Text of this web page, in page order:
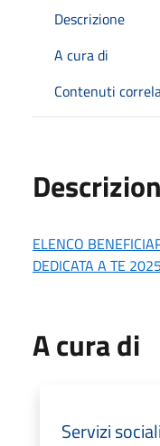
Descrizione
A cura di
Contenuti
ELENCO
DEDICATA A TE 2025
A cura di
Servizi sociali